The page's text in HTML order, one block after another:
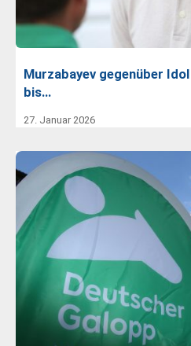
Murzabayev gegenüber
bis…
27. Januar 2026